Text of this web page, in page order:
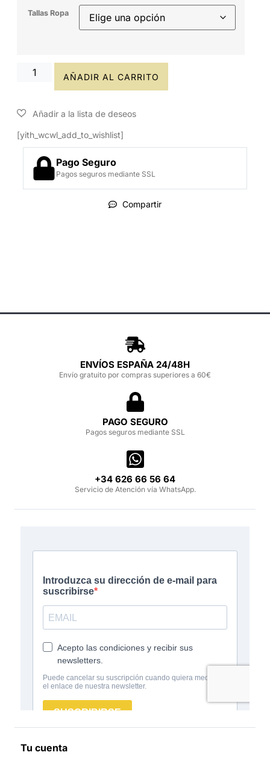
Tallas Ropa
AÑADIR AL CARRITO
[yith_wcwl_add_to_wishlist]
Pago Seguro
Pagos seguros mediante SSL
Compartir
ENVÍOS ESPAÑA 24/48H
Envío gratuito por compras superiores a 60€
PAGO SEGURO
Pagos seguros mediante SSL
‪+34 626 66 56 64‬
Servicio de Atención vía WhatsApp.
Tu cuenta